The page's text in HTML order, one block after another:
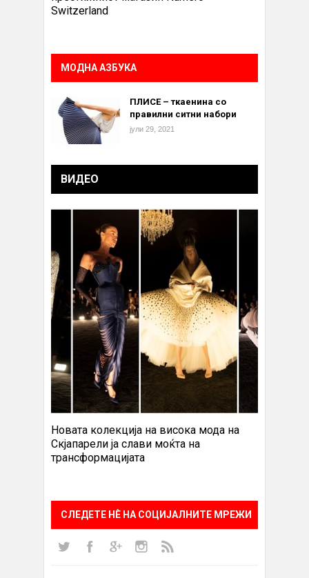
Switzerland
МОДНА АЗБУКА
ПЛИСЕ – ткаенина со
правилни ситни набори
јули 29, 2021
ВИДЕО
Новата колекција на висока мода на
Скјапарели ја слави моќта на
трансформацијата
СЛЕДЕТЕ НÈ НА СОЦИЈАЛНИТЕ МРЕЖИ